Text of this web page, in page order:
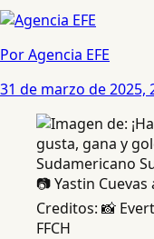
Por Agencia EFE
31 de marzo de 2025,
📷 Yastin
Creditos: 📸
FFCH